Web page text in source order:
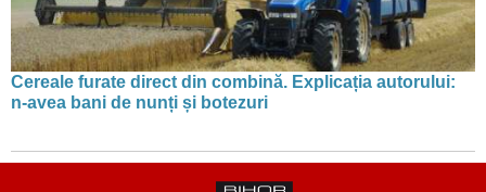
Cereale furate direct din combină. Explicația autorului:
n-avea bani de nunți și botezuri